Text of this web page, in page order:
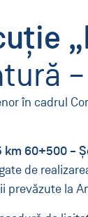
în cadrul
km 60+500 –
de
la